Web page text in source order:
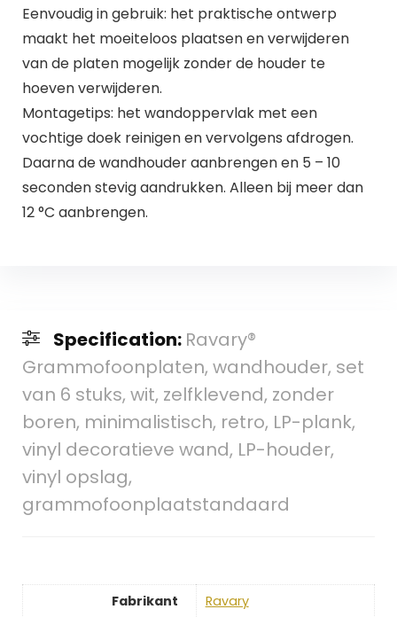
Eenvoudig in gebruik: het praktische ontwerp
maakt het moeiteloos plaatsen en verwijderen
van de platen mogelijk zonder de houder te
hoeven verwijderen.
Montagetips: het wandoppervlak met een
vochtige doek reinigen en vervolgens afdrogen.
Daarna de wandhouder aanbrengen en 5 – 10
seconden stevig aandrukken. Alleen bij meer dan
12 °C aanbrengen.
Specification: Ravary®
Grammofoonplaten, wandhouder, set
van 6 stuks, wit, zelfklevend, zonder
boren, minimalistisch, retro, LP-plank,
vinyl decoratieve wand, LP-houder,
vinyl opslag,
grammofoonplaatstandaard
Fabrikant
‎Ravary